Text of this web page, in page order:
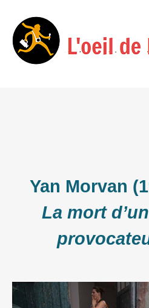
Skip
to
Yan Morvan
La mort